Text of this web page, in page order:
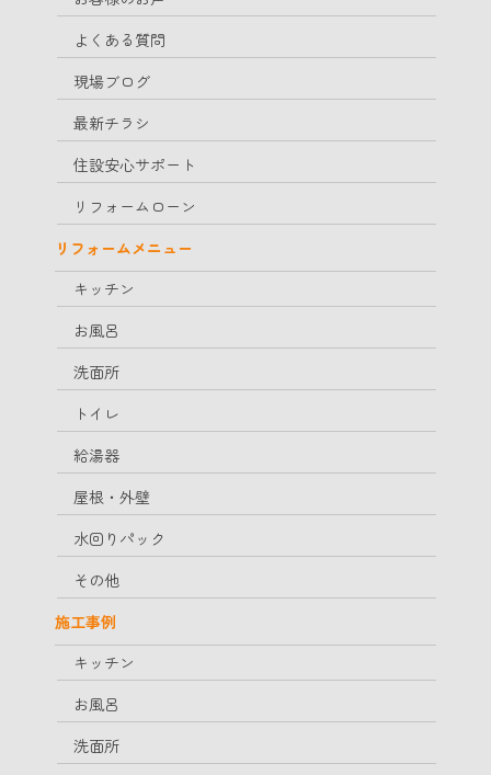
よくある質問
現場ブログ
最新チラシ
住設安心サポート
リフォームローン
リフォームメニュー
キッチン
お風呂
洗面所
トイレ
給湯器
屋根・外壁
水回りパック
その他
施工事例
キッチン
お風呂
洗面所